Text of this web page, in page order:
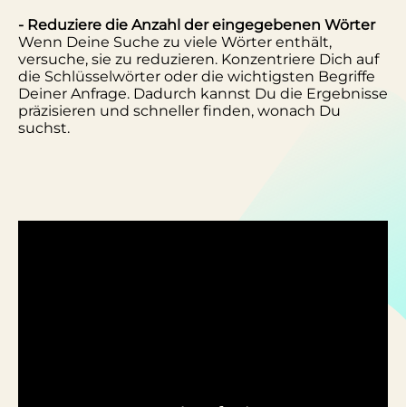
- Reduziere die Anzahl der eingegebenen Wörter
Wenn Deine Suche zu viele Wörter enthält,
versuche, sie zu reduzieren. Konzentriere Dich auf
die Schlüsselwörter oder die wichtigsten Begriffe
Deiner Anfrage. Dadurch kannst Du die Ergebnisse
präzisieren und schneller finden, wonach Du
suchst.